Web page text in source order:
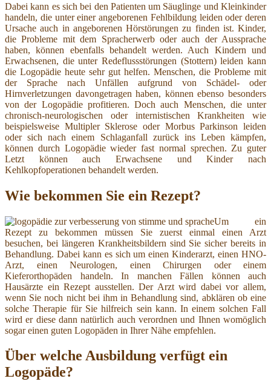
Dabei kann es sich bei den Patienten um Säuglinge und Kleinkinder
handeln, die unter einer angeborenen Fehlbildung leiden oder deren
Ursache auch in angeborenen Hörstörungen zu finden ist. Kinder,
die Probleme mit dem Spracherwerb oder auch der Aussprache
haben, können ebenfalls behandelt werden. Auch Kindern und
Erwachsenen, die unter Redeflussstörungen (Stottern) leiden kann
die Logopädie heute sehr gut helfen. Menschen, die Probleme mit
der Sprache nach Unfällen aufgrund von Schädel- oder
Hirnverletzungen davongetragen haben, können ebenso besonders
von der Logopädie profitieren. Doch auch Menschen, die unter
chronisch-neurologischen oder internistischen Krankheiten wie
beispielsweise Multipler Sklerose oder Morbus Parkinson leiden
oder sich nach einem Schlaganfall zurück ins Leben kämpfen,
können durch Logopädie wieder fast normal sprechen. Zu guter
Letzt können auch Erwachsene und Kinder nach
Kehlkopfoperationen behandelt werden.
Wie bekommen Sie ein Rezept?
Um ein
Rezept zu bekommen müssen Sie zuerst einmal einen Arzt
besuchen, bei längeren Krankheitsbildern sind Sie sicher bereits in
Behandlung. Dabei kann es sich um einen Kinderarzt, einen HNO-
Arzt, einen Neurologen, einen Chirurgen oder einem
Kieferorthopäden handeln. In manchen Fällen können auch
Hausärzte ein Rezept ausstellen. Der Arzt wird dabei vor allem,
wenn Sie noch nicht bei ihm in Behandlung sind, abklären ob eine
solche Therapie für Sie hilfreich sein kann. In einem solchen Fall
wird er diese dann natürlich auch verordnen und Ihnen womöglich
sogar einen guten Logopäden in Ihrer Nähe empfehlen.
Über welche Ausbildung verfügt ein
Logopäde?